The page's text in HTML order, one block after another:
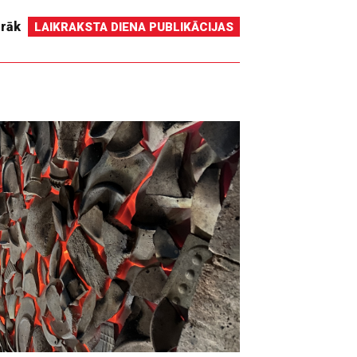
LAIKRAKSTA DIENA PUBLIKĀCIJAS